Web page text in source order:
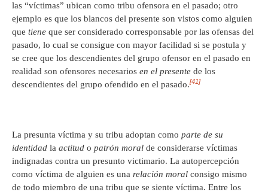
las “víctimas” ubican como tribu ofensora en el pasado; otro
ejemplo es que los blancos del presente son vistos como alguien
que tiene que ser considerado corresponsable por las ofensas del
pasado, lo cual se consigue con mayor facilidad si se postula y
se cree que los descendientes del grupo ofensor en el pasado en
realidad son ofensores necesarios en el presente de los
descendientes del grupo ofendido en el pasado.[41]
La presunta víctima y su tribu adoptan como parte de su
identidad la actitud o patrón moral de considerarse víctimas
indignadas contra un presunto victimario. La autopercepción
como víctima de alguien es una relación moral consigo mismo
de todo miembro de una tribu que se siente víctima. Entre los